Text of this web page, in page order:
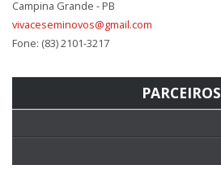
Campina Grande - PB
vivaceseminovos@gmail.com
Fone: (83) 2101-3217
PARCEIROS